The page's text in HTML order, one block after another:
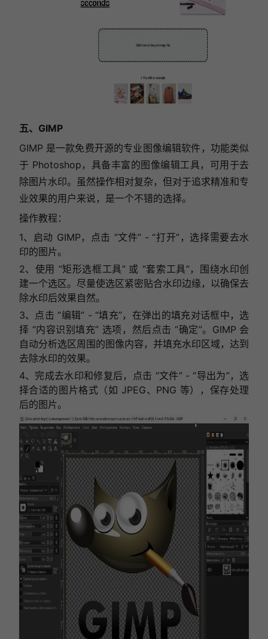
五、GIMP
GIMP 是一款免费开源的专业图像编辑软件，功能类似
于 Photoshop，具备丰富的图像编辑工具，可用于去
除图片水印。虽然操作相对复杂，但对于追求精准和专
业效果的用户来说，是一个不错的选择。
操作教程：
1、启动 GIMP，点击 “文件” - “打开”，选择需要去水
印的图片。
2、使用 “矩形选框工具” 或 “套索工具”，围绕水印创
建一个选区。尽量使选区紧密贴合水印边缘，以确保去
除水印后效果自然。
3、点击 “编辑” - “填充”，在弹出的填充对话框中，选
择 “内容识别填充” 选项，然后点击 “确定”。GIMP 会
自动分析选区周围的图像内容，并填充水印区域，达到
去除水印的效果。
4、完成去水印和修复后，点击 “文件” - “导出为”，选
择合适的图片格式（如 JPEG、PNG 等），保存处理
后的图片。